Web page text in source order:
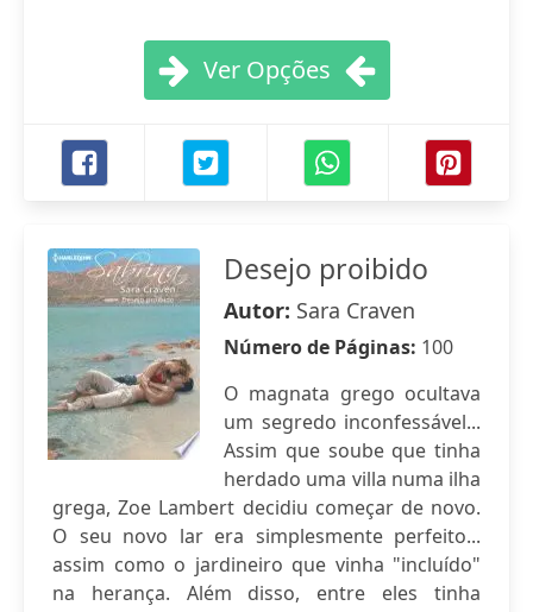
Ver Opções
Desejo proibido
Autor: Sara Craven
Número de Páginas: 100
O magnata grego ocultava
um segredo inconfessável...
Assim que soube que tinha
herdado uma villa numa ilha
grega, Zoe Lambert decidiu começar de novo.
O seu novo lar era simplesmente perfeito...
assim como o jardineiro que vinha "incluído"
na herança. Além disso, entre eles tinha